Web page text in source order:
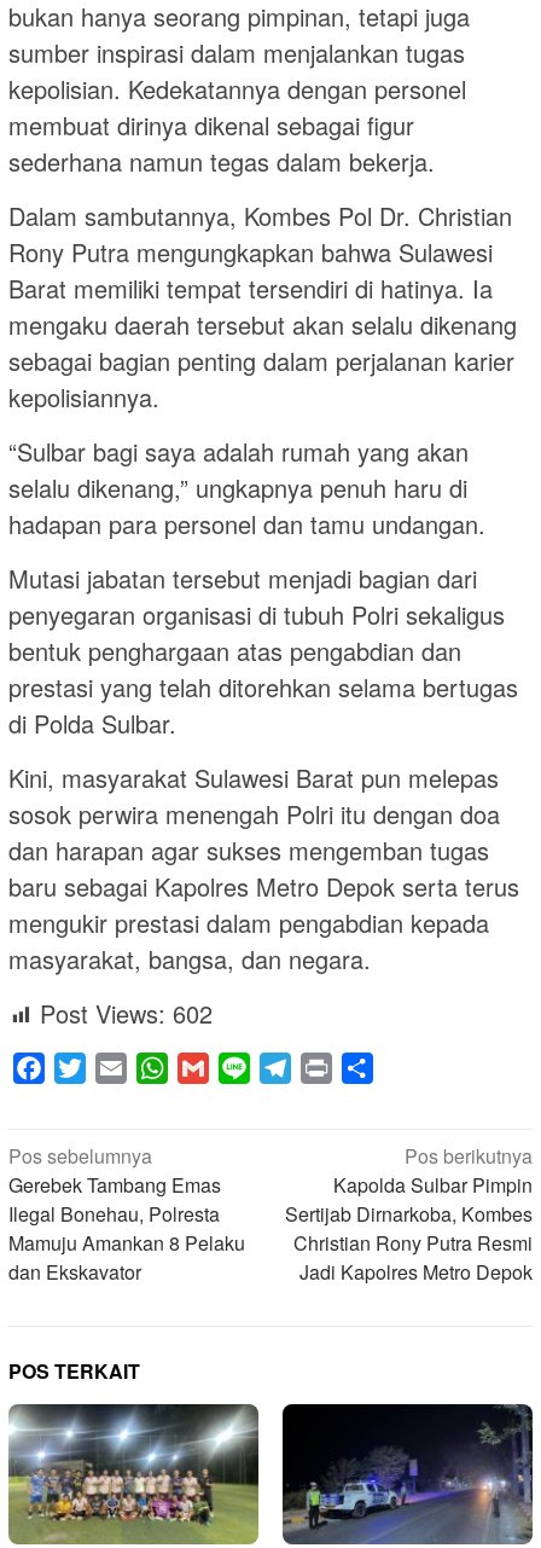
bukan hanya seorang pimpinan, tetapi juga
sumber inspirasi dalam menjalankan tugas
kepolisian. Kedekatannya dengan personel
membuat dirinya dikenal sebagai figur
sederhana namun tegas dalam bekerja.
Dalam sambutannya, Kombes Pol Dr. Christian
Rony Putra mengungkapkan bahwa Sulawesi
Barat memiliki tempat tersendiri di hatinya. Ia
mengaku daerah tersebut akan selalu dikenang
sebagai bagian penting dalam perjalanan karier
kepolisiannya.
“Sulbar bagi saya adalah rumah yang akan
selalu dikenang,” ungkapnya penuh haru di
hadapan para personel dan tamu undangan.
Mutasi jabatan tersebut menjadi bagian dari
penyegaran organisasi di tubuh Polri sekaligus
bentuk penghargaan atas pengabdian dan
prestasi yang telah ditorehkan selama bertugas
di Polda Sulbar.
Kini, masyarakat Sulawesi Barat pun melepas
sosok perwira menengah Polri itu dengan doa
dan harapan agar sukses mengemban tugas
baru sebagai Kapolres Metro Depok serta terus
mengukir prestasi dalam pengabdian kepada
masyarakat, bangsa, dan negara.
Post Views: 602
Facebook
Twitter Email WhatsApp
Gmail Line Telegram
Print
Navigasi
pos
Pos sebelumnya
Gerebek Tambang Emas
Ilegal Bonehau, Polresta
Mamuju Amankan 8 Pelaku
dan Ekskavator
Pos berikutnya
Kapolda Sulbar Pimpin
Sertijab Dirnarkoba, Kombes
Christian Rony Putra Resmi
Jadi Kapolres Metro Depok
POS TERKAIT